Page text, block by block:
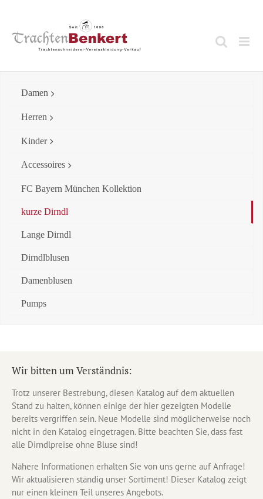
content
Damen
Herren
Kinder
Accessoires
FC Bayern München Kollektion
kurze Dirndl
Lange Dirndl
Dirndlblusen
Damenblusen
Pumps
Wir bitten um Verständnis:
Trotz unserer Bestrebung, diesen Katalog auf dem aktuellen
Stand zu halten, können einige der hier gezeigten Modelle
bereits vergriffen sein. Neue Modelle sind möglicherweise noch
nicht in den Katalog eingetragen. Bitte beachten Sie, dass fast
alle Dirndlpreise ohne Bluse sind!
Nähere Informationen erhalten Sie von uns gerne auf Anfrage!
Wir aktualisieren ständig unser Sortiment! Dieser Katalog zeigt
nur einen kleinen Teil unseres Angebots.